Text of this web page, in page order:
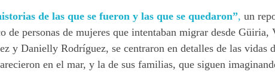
de las que se fueron y las que se quedaron”, un
personas de mujeres que intentaban migrar desde Güiria,
y Danielly Rodríguez, se centraron en detalles de las
en el mar, y la de sus familias, que siguen